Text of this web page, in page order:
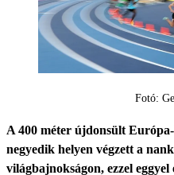
Fotó:
A 400 méter újdonsült
negyedik helyen végzett a
világbajnokságon, ezzel